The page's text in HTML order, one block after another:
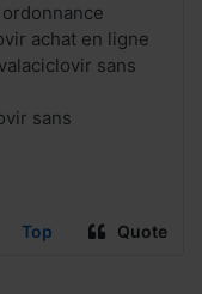
achat en ligne
sans
sans
Top Quote